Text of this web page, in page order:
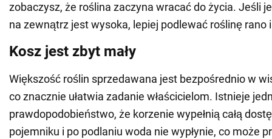
zobaczysz, że roślina zaczyna wracać do życia. Jeśli
na zewnątrz jest wysoka, lepiej podlewać roślinę rano
Kosz jest zbyt mały
Większość roślin sprzedawana jest bezpośrednio w
co znacznie ułatwia zadanie właścicielom. Istnieje
prawdopodobieństwo, że korzenie wypełnią całą
pojemniku i po podlaniu woda nie wypłynie, co może